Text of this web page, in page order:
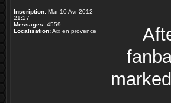
Inscription: Mar 10 Avr 2012
21:27
Messages: 4559
Localisation:Aix en provence